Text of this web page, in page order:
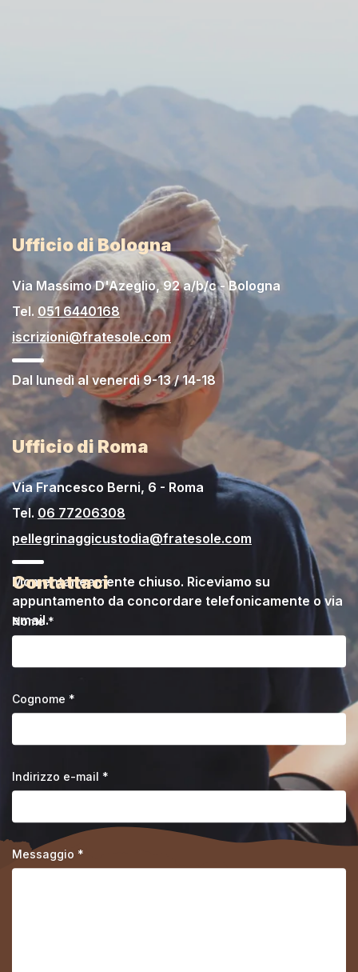
Ufficio di Bologna
Via Massimo D'Azeglio, 92 a/b/c - Bologna
Tel. 051 6440168
iscrizioni@fratesole.com
Dal lunedì al venerdì 9-13 / 14-18
Ufficio di Roma
Via Francesco Berni, 6 - Roma
Tel. 06 77206308
pellegrinaggicustodia@fratesole.com
Momentaneamente chiuso. Riceviamo su
appuntamento da concordare telefonicamente o via
email.
Contattaci
Nome *
Cognome *
Indirizzo e-mail *
Messaggio *